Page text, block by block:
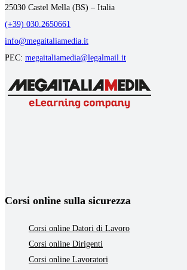
25030 Castel Mella (BS) – Italia
(+39) 030.2650661
info@megaitaliamedia.it
PEC: megaitaliamedia@legalmail.it
Corsi online sulla sicurezza
Corsi online Datori di Lavoro
Corsi online Dirigenti
Corsi online Lavoratori